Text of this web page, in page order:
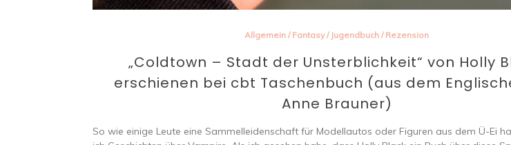
Allgemein / Fantasy/ Jugendbuch / Rezension
„Coldtown – Stadt der Unsterblichkeit“ von Holly
erschienen bei cbt Taschenbuch (aus dem
Anne Brauner)
So wie einige Leute eine Sammelleidenschaft für Modellautos oder Figuren aus dem Ü-Ei